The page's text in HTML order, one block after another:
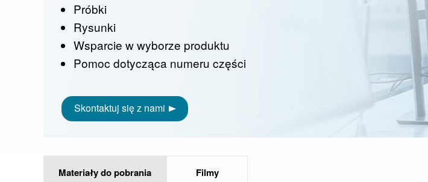
Próbki
Rysunki
Wsparcie w wyborze produktu
Pomoc dotycząca numeru części
Skontaktuj się z nami
Materiały do pobrania Filmy